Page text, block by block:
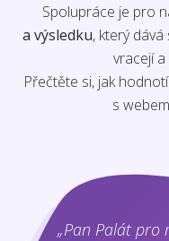
Spolupráce je pro
a výsledku, který dává
vracejí
Přečtěte si, jak
s
„Pan Palát pro